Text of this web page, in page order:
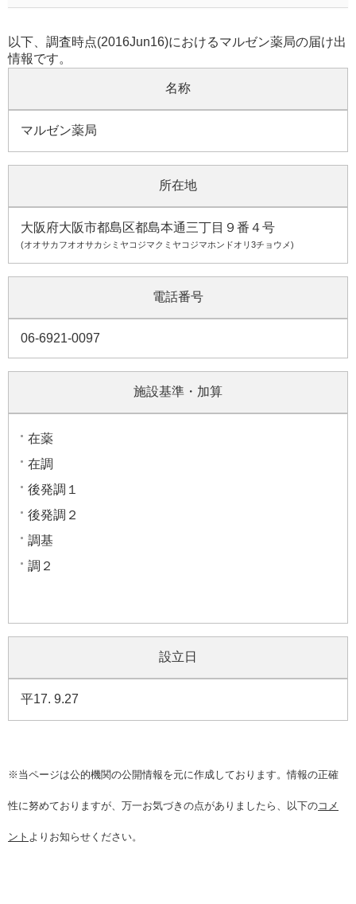
以下、調査時点(2016Jun16)におけるマルゼン薬局の届け出
情報です。
名称
マルゼン薬局
所在地
大阪府大阪市都島区都島本通三丁目９番４号
(オオサカフオオサカシミヤコジマクミヤコジマホンドオリ3チョウメ)
電話番号
06-6921-0097
施設基準・加算
在薬
在調
後発調１
後発調２
調基
調２
設立日
平17. 9.27
※当ページは公的機関の公開情報を元に作成しております。情報の正確
性に努めておりますが、万一お気づきの点がありましたら、以下のコメ
ント よりお知らせください。